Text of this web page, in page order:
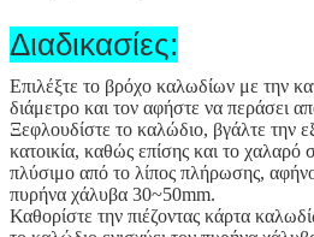
Διαδικασίες:
Επιλέξτε το βρόχο καλωδίων με την
διάμετρο και τον αφήστε να περάσει
Ξεφλουδίστε το καλώδιο, βγάλτε την
κατοικία, καθώς επίσης και το
πλύσιμο από το λίπος πλήρωσης,
πυρήνα χάλυβα 30~50mm.
Καθορίστε την πιέζοντας κάρτα